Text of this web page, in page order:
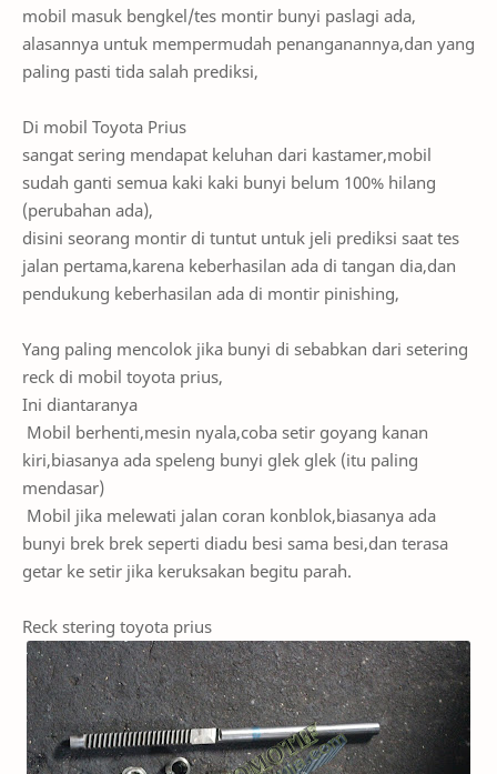
mobil masuk bengkel/tes montir bunyi paslagi ada,
alasannya untuk mempermudah penanganannya,dan yang
paling pasti tida salah prediksi,
Di mobil Toyota Prius
sangat sering mendapat keluhan dari kastamer,mobil
sudah ganti semua kaki kaki bunyi belum 100% hilang
(perubahan ada),
disini seorang montir di tuntut untuk jeli prediksi saat tes
jalan pertama,karena keberhasilan ada di tangan dia,dan
pendukung keberhasilan ada di montir pinishing,
Yang paling mencolok jika bunyi di sebabkan dari setering
reck di mobil toyota prius,
Ini diantaranya
Mobil berhenti,mesin nyala,coba setir goyang kanan
kiri,biasanya ada speleng bunyi glek glek (itu paling
mendasar)
Mobil jika melewati jalan coran konblok,biasanya ada
bunyi brek brek seperti diadu besi sama besi,dan terasa
getar ke setir jika keruksakan begitu parah.
Reck stering toyota prius